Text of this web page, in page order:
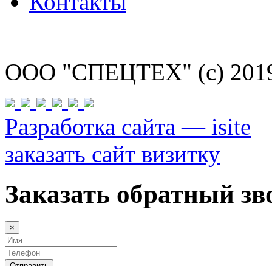
ООО "СПЕЦТЕХ" (с)
Разработка сайта — isite
заказать сайт визитку
Заказать обратный
×